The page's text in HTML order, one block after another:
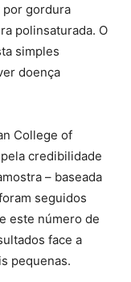
por gordura
polinsaturada. O
simples
doença
College of
credibilidade
– baseada
seguidos
este número de
face a
pequenas.